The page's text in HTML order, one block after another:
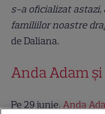
s-a oficializat astazi,
familiilor noastre
de Daliana.
Anda Adam și
Pe 29 iunie,Anda